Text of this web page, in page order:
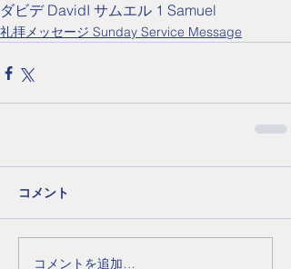
ダビデ DavidI サムエル 1 Samuel
礼拝メッセージ Sunday Service Message
コメント
コメントを追加…